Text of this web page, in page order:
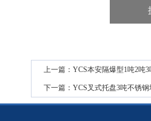
上一篇： YCS本安隔爆型1吨2吨
下一篇： YCS叉式托盘3吨不锈